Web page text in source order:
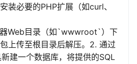
装必要的PHP扩展（如curl、
器Web目录（如`wwwroot`）下
上传至根目录后解压。2. 通过
建一个数据库，将提供的SQL